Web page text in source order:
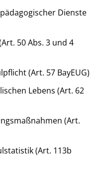
Dienste
50 Abs. 3 und 4
(Art. 57 BayEUG)
Lebens (Art. 62
(Art.
(Art. 113b